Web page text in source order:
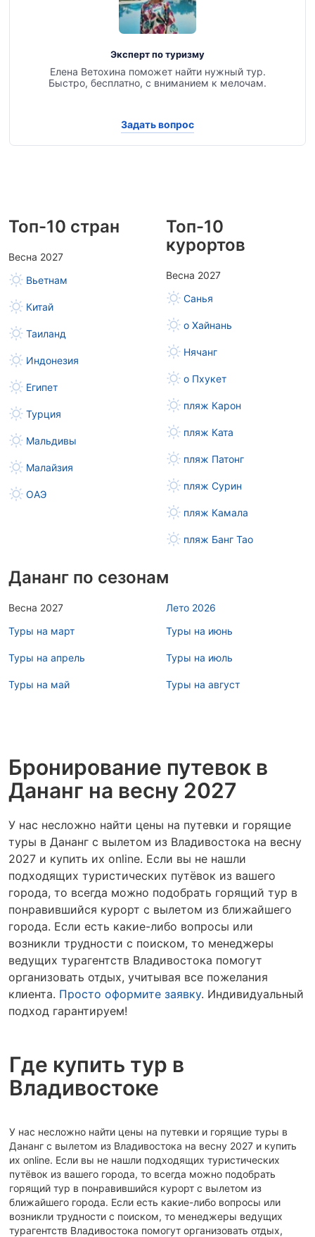
Эксперт по туризму
Елена Ветохина поможет найти нужный тур.
Быстро, бесплатно, с вниманием к мелочам.
Задать вопрос
Топ-10 стран
Весна 2027
Вьетнам
Китай
Таиланд
Индонезия
Египет
Турция
Мальдивы
Малайзия
ОАЭ
Топ-10
курортов
Весна 2027
Санья
о Хайнань
Нячанг
о Пхукет
пляж Карон
пляж Ката
пляж Патонг
пляж Сурин
пляж Камала
пляж Банг Тао
Дананг по сезонам
Весна 2027
Туры на март
Туры на апрель
Туры на май
Лето 2026
Туры на июнь
Туры на июль
Туры на август
Бронирование путевок в
Дананг на весну 2027
У нас несложно найти цены на путевки и горящие
туры в Дананг с вылетом из Владивостока на весну
2027 и купить их online. Если вы не нашли
подходящих туристических путёвок из вашего
города, то всегда можно подобрать горящий тур в
понравившийся курорт с вылетом из ближайшего
города. Если есть какие-либо вопросы или
возникли трудности с поиском, то менеджеры
ведущих турагентств Владивостока помогут
организовать отдых, учитывая все пожелания
клиента. Просто оформите заявку. Индивидуальный
подход гарантируем!
Где купить тур в
Владивостоке
У нас несложно найти цены на путевки и горящие туры в
Дананг с вылетом из Владивостока на весну 2027 и купить
их online. Если вы не нашли подходящих туристических
путёвок из вашего города, то всегда можно подобрать
горящий тур в понравившийся курорт с вылетом из
ближайшего города. Если есть какие-либо вопросы или
возникли трудности с поиском, то менеджеры ведущих
турагентств Владивостока помогут организовать отдых,